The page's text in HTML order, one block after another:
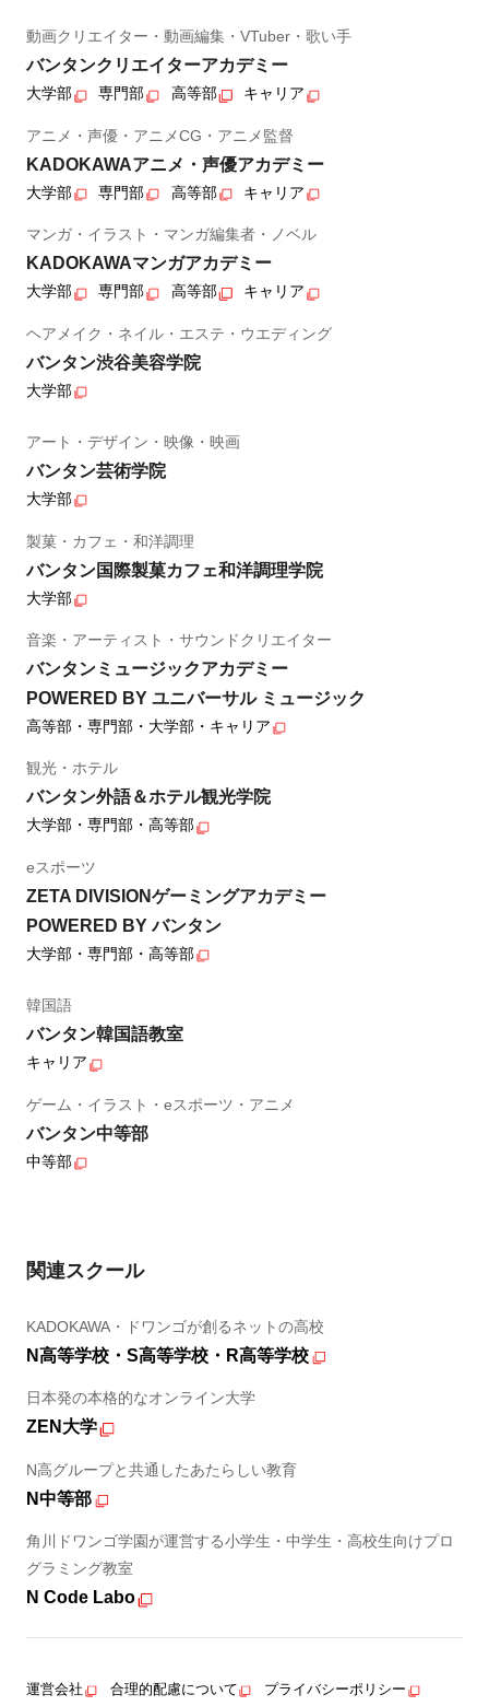
動画クリエイター・動画編集・VTuber・歌い手
バンタンクリエイターアカデミー
大学部 専門部 高等部 キャリア
アニメ・声優・アニメCG・アニメ監督
KADOKAWAアニメ・声優アカデミー
大学部 専門部 高等部 キャリア
マンガ・イラスト・マンガ編集者・ノベル
KADOKAWAマンガアカデミー
大学部 専門部 高等部 キャリア
ヘアメイク・ネイル・エステ・ウエディング
バンタン渋谷美容学院
大学部
アート・デザイン・映像・映画
バンタン芸術学院
大学部
製菓・カフェ・和洋調理
バンタン国際製菓カフェ和洋調理学院
大学部
音楽・アーティスト・サウンドクリエイター
バンタンミュージックアカデミー
POWERED BY ユニバーサル ミュージック
高等部・専門部・大学部・キャリア
観光・ホテル
バンタン外語＆ホテル観光学院
大学部・専門部・高等部
eスポーツ
ZETA DIVISIONゲーミングアカデミー
POWERED BY バンタン
大学部・専門部・高等部
韓国語
バンタン韓国語教室
キャリア
ゲーム・イラスト・eスポーツ・アニメ
バンタン中等部
中等部
関連スクール
KADOKAWA・ドワンゴが創るネットの高校
N高等学校・S高等学校・R高等学校
日本発の本格的なオンライン大学
ZEN大学
N高グループと共通したあたらしい教育
N中等部
角川ドワンゴ学園が運営する小学生・中学生・高校生向けプロ
グラミング教室
N Code Labo
運営会社 合理的配慮について プライバシーポリシー